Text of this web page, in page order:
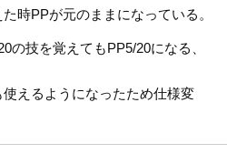
時PPが元のままになっている。
の技を覚えてもPP5/20になる、
えるようになったため仕様変